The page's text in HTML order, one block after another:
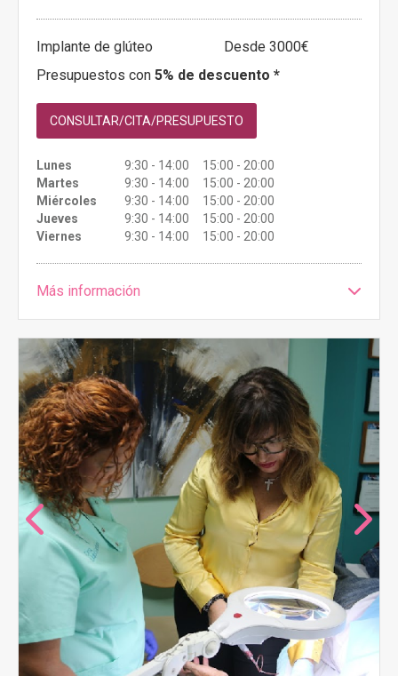
Implante de glúteo
Desde 3000€
Presupuestos con 5% de descuento *
CONSULTAR/CITA/PRESUPUESTO
Lunes
9:30 - 14:00 15:00 - 20:00
Martes
9:30 - 14:00 15:00 - 20:00
Miércoles
9:30 - 14:00 15:00 - 20:00
Jueves
9:30 - 14:00 15:00 - 20:00
Viernes
9:30 - 14:00 15:00 - 20:00
Más información